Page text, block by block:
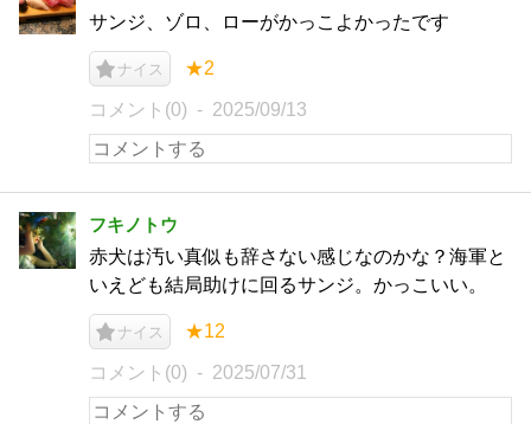
サンジ、ゾロ、ローがかっこよかったです
ナイス ★2
コメント(0) 2025/09/13
フキノトウ
赤犬は汚い真似も辞さない感じなのかな？海軍と
いえども結局助けに回るサンジ。かっこいい。
ナイス ★12
コメント(0) 2025/07/31